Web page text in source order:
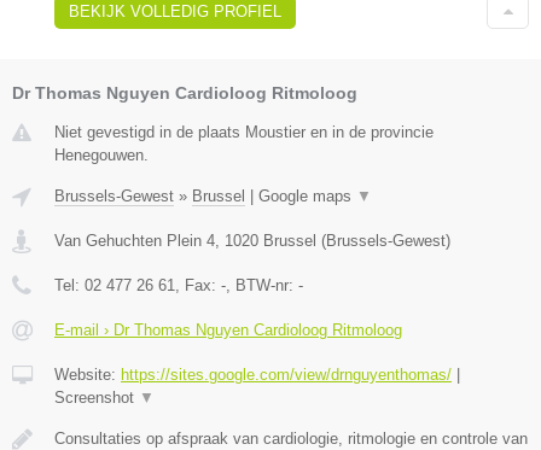
BEKIJK VOLLEDIG PROFIEL
Dr Thomas Nguyen Cardioloog Ritmoloog
Niet gevestigd in de plaats Moustier en in de provincie
Henegouwen.
Brussels-Gewest » Brussel | Google maps ▼
Van Gehuchten Plein 4 1020 Brussel (Brussels-Gewest)
Tel: 02 477 26 61 , Fax: - , BTW-nr: -
E-mail › Dr Thomas Nguyen Cardioloog Ritmoloog
Website: https://sites.google.com/view/drnguyenthomas/ |
Screenshot ▼
Consultaties op afspraak van cardiologie, ritmologie en controle van